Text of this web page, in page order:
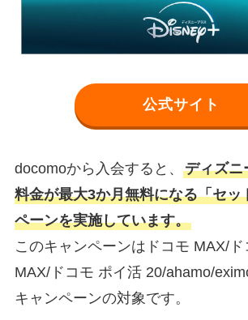
公式サイト
docomoから入会すると、 ディズニ
料金が最大3か月無料になる「セッ
ペーンを実施しています。
このキャンペーンはドコモ MAX/
MAX/ドコモ ポイ活 20/ahamo/
キャンペーンの対象です。